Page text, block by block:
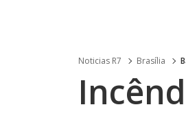
Noticias R7 Brasília